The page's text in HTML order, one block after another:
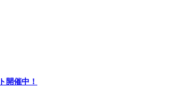
開催中！